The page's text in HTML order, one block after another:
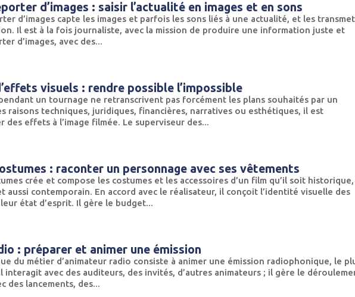
d’images : saisir l’actualité en images et en sons
d’images capte les images et parfois les sons liés à une actualité, et les transmet
Il est à la fois journaliste, avec la mission de produire une information juste et
d’images, avec des...
visuels : rendre possible l’impossible
un tournage ne retranscrivent pas forcément les plans souhaités par un
raisons techniques, juridiques, financières, narratives ou esthétiques, il est
des effets à l’image filmée. Le superviseur des...
: raconter un personnage avec ses vêtements
crée et compose les costumes et les accessoires d’un film qu’il soit historique,
aussi contemporain. En accord avec le réalisateur, il conçoit l’identité visuelle des
état d’esprit. Il gère le budget...
: préparer et animer une émission
du métier d’animateur radio consiste à animer une émission radiophonique, le
interagit avec des auditeurs, des invités, d’autres animateurs ; il gère le
des lancements, des...